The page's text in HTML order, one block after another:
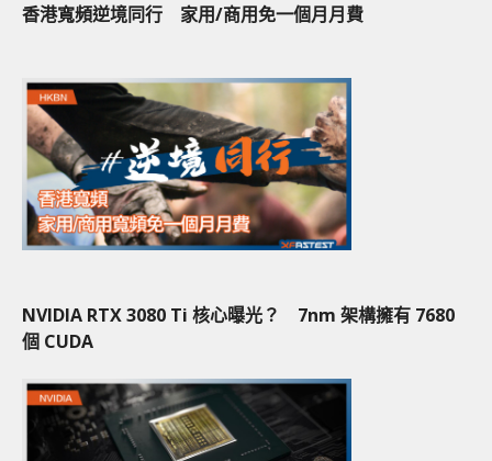
香港寬頻逆境同行 家用/商用免一個月月費
NVIDIA RTX 3080 Ti 核心曝光？ 7nm 架構擁有 7680
個 CUDA